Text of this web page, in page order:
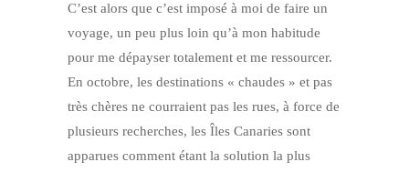
C’est alors que c’est imposé à moi de faire un
voyage, un peu plus loin qu’à mon habitude
pour me dépayser totalement et me ressourcer.
En octobre, les destinations « chaudes » et pas
très chères ne courraient pas les rues, à force de
plusieurs recherches, les Îles Canaries sont
apparues comment étant la solution la plus